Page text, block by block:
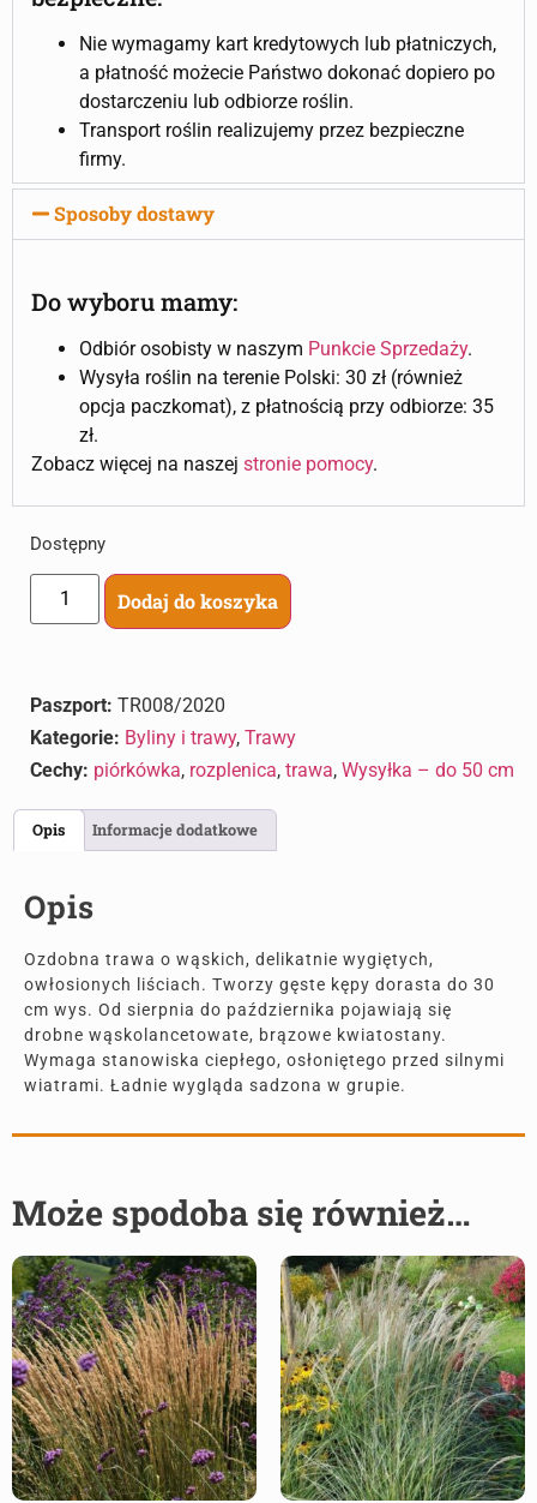
Nie wymagamy kart kredytowych lub płatniczych,
a płatność możecie Państwo dokonać dopiero po
dostarczeniu lub odbiorze roślin.
Transport roślin realizujemy przez bezpieczne
firmy.
Sposoby dostawy
Do wyboru mamy:
Odbiór osobisty w naszym Punkcie Sprzedaży.
Wysyła roślin na terenie Polski: 30 zł (również
opcja paczkomat), z płatnością przy odbiorze: 35
zł.
Zobacz więcej na naszej stronie pomocy.
Dostępny
Dodaj do koszyka
Paszport: TR008/2020
Kategorie: Byliny i trawy, Trawy
Cechy: piórkówka, rozplenica, trawa, Wysyłka – do 50 cm
Opis Informacje dodatkowe
Opis
Ozdobna trawa o wąskich, delikatnie wygiętych,
owłosionych liściach. Tworzy gęste kępy dorasta do 30
cm wys. Od sierpnia do października pojawiają się
drobne wąskolancetowate, brązowe kwiatostany.
Wymaga stanowiska ciepłego, osłoniętego przed silnymi
wiatrami. Ładnie wygląda sadzona w grupie.
Może spodoba się również…